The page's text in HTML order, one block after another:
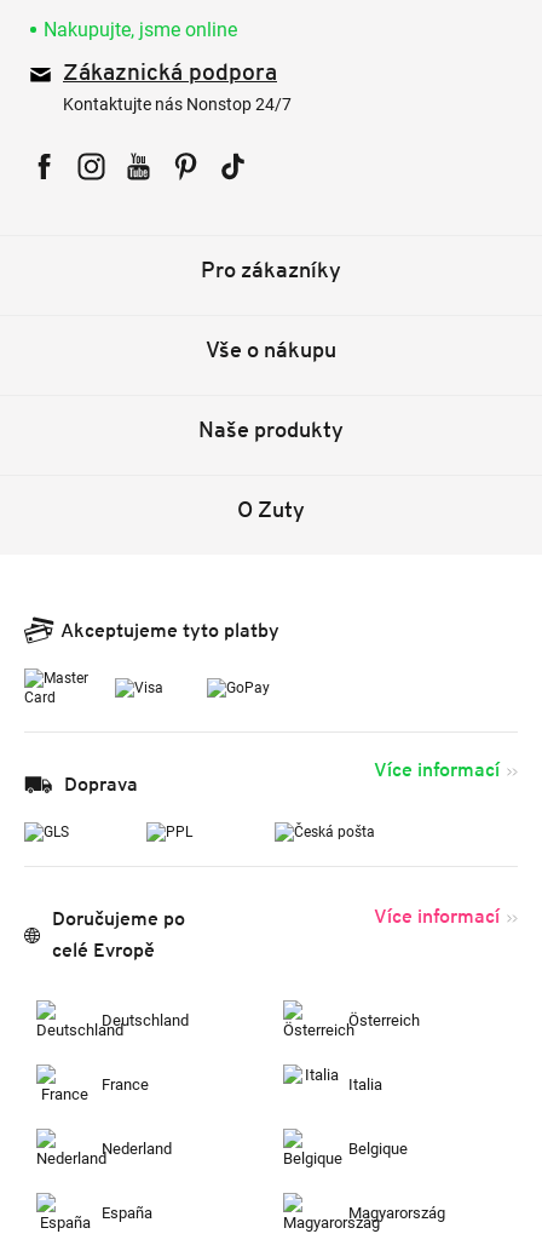
Nakupujte, jsme online
Zákaznická podpora
Kontaktujte nás Nonstop 24/7
Pro zákazníky
Vše o nákupu
Naše produkty
O Zuty
Akceptujeme tyto platby
Doprava
Více informací
Doručujeme po
celé Evropě
Více informací
Deutschland Österreich
France Italia
Nederland Belgique
España Magyarország